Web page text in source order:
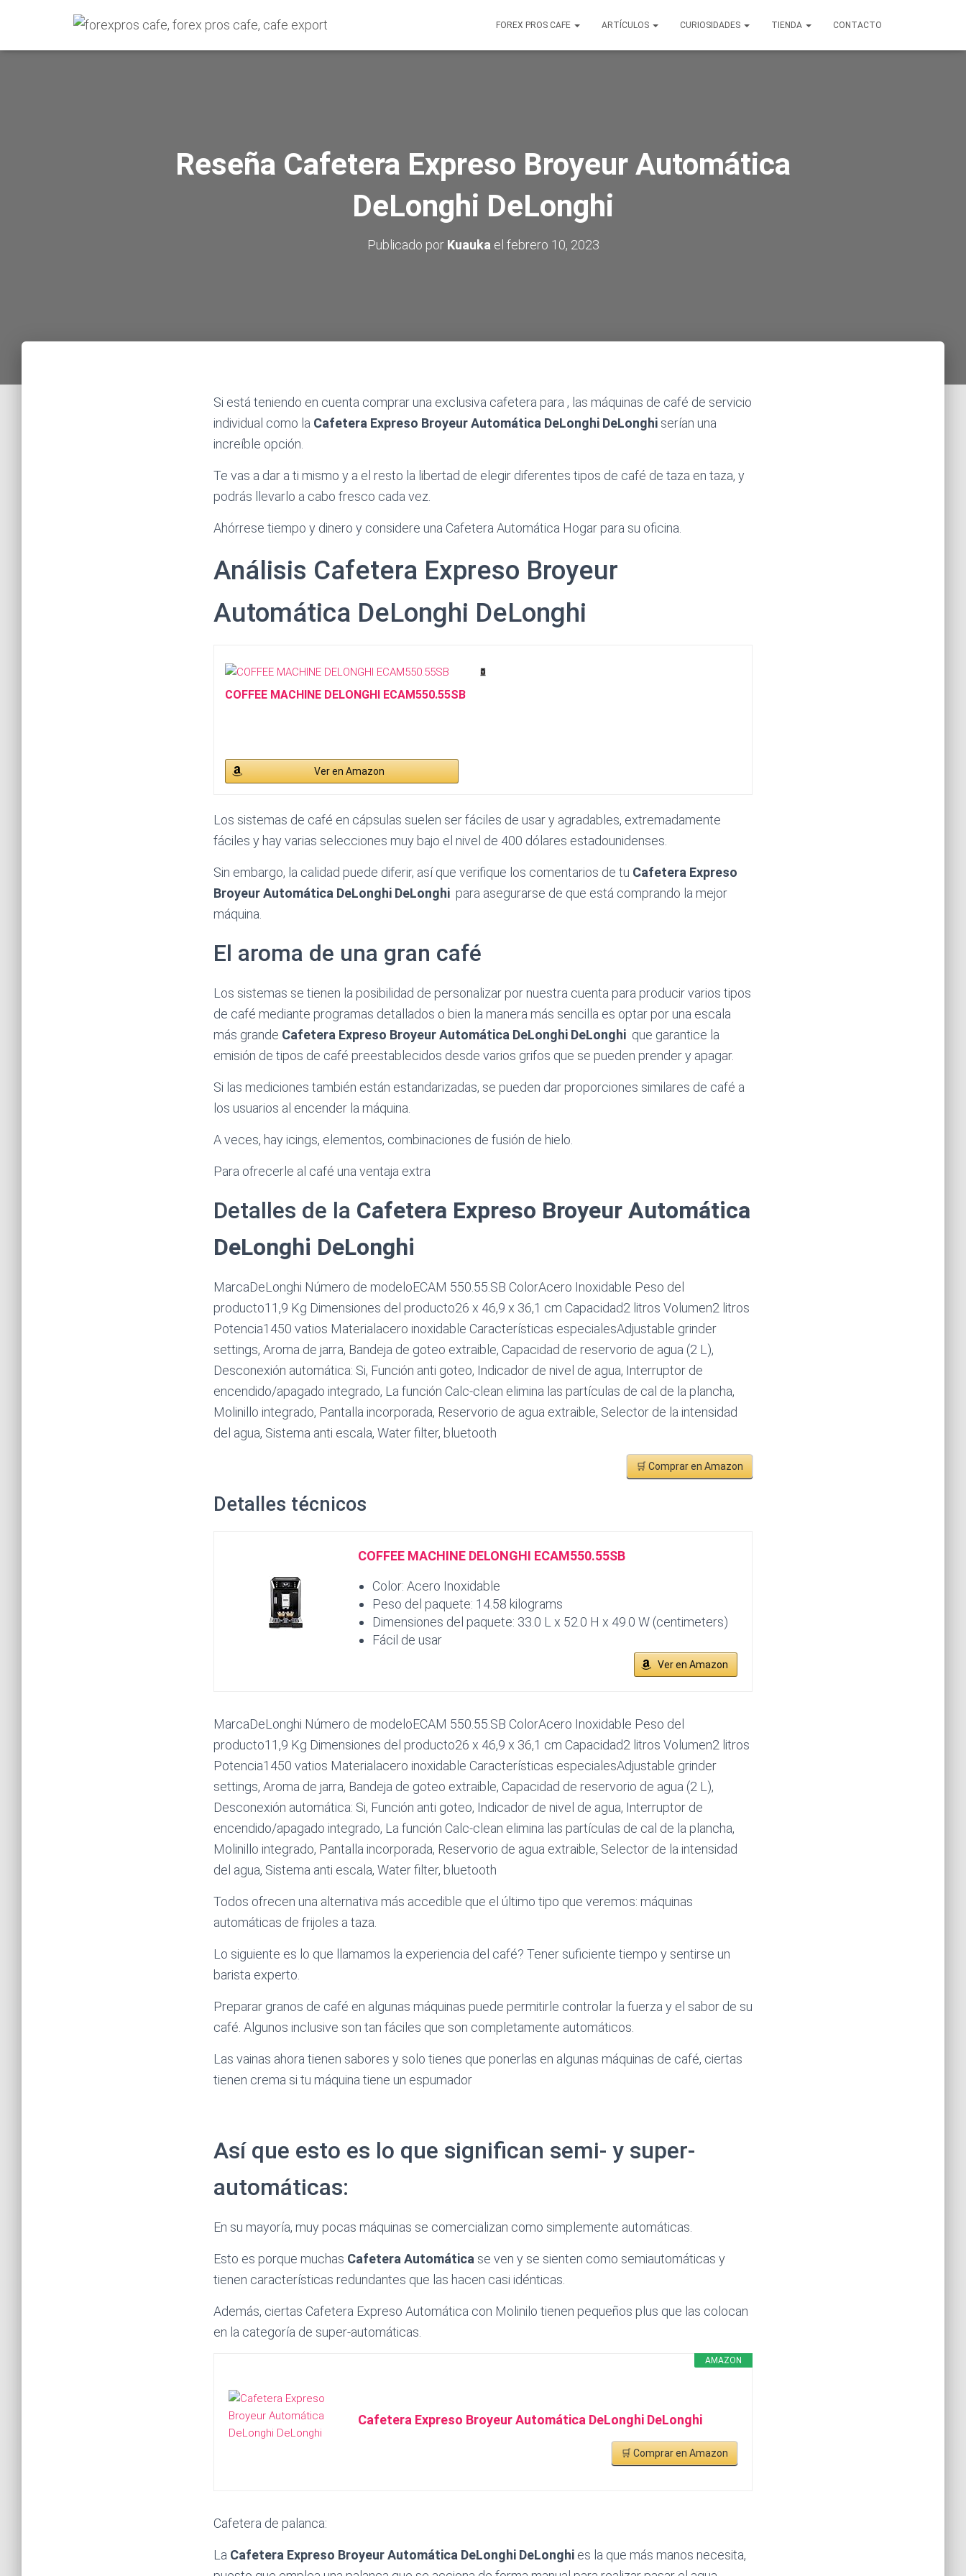
FOREX PROS CAFE ARTÍCULOS CURIOSIDADES TIENDA CONTACTO
Reseña Cafetera Expreso Broyeur Automática
DeLonghi DeLonghi
Publicado por Kuauka el febrero 10, 2023
Si está teniendo en cuenta comprar una exclusiva cafetera para , las máquinas de café de servicio
individual como la Cafetera Expreso Broyeur Automática DeLonghi DeLonghi serían una
increíble opción.
Te vas a dar a ti mismo y a el resto la libertad de elegir diferentes tipos de café de taza en taza, y
podrás llevarlo a cabo fresco cada vez.
Ahórrese tiempo y dinero y considere una Cafetera Automática Hogar para su oficina.
Análisis Cafetera Expreso Broyeur
Automática DeLonghi DeLonghi
COFFEE MACHINE DELONGHI ECAM550.55SB
Ver en Amazon
Los sistemas de café en cápsulas suelen ser fáciles de usar y agradables, extremadamente
fáciles y hay varias selecciones muy bajo el nivel de 400 dólares estadounidenses.
Sin embargo, la calidad puede diferir, así que verifique los comentarios de tu Cafetera Expreso
Broyeur Automática DeLonghi DeLonghi para asegurarse de que está comprando la mejor
máquina.
El aroma de una gran café
Los sistemas se tienen la posibilidad de personalizar por nuestra cuenta para producir varios tipos
de café mediante programas detallados o bien la manera más sencilla es optar por una escala
más grande Cafetera Expreso Broyeur Automática DeLonghi DeLonghi que garantice la
emisión de tipos de café preestablecidos desde varios grifos que se pueden prender y apagar.
Si las mediciones también están estandarizadas, se pueden dar proporciones similares de café a
los usuarios al encender la máquina.
A veces, hay icings, elementos, combinaciones de fusión de hielo.
Para ofrecerle al café una ventaja extra
Detalles de la Cafetera Expreso Broyeur Automática
DeLonghi DeLonghi
MarcaDeLonghi Número de modeloECAM 550.55.SB ColorAcero Inoxidable Peso del
producto11,9 Kg Dimensiones del producto26 x 46,9 x 36,1 cm Capacidad2 litros Volumen2 litros
Potencia1450 vatios Materialacero inoxidable Características especialesAdjustable grinder
settings, Aroma de jarra, Bandeja de goteo extraible, Capacidad de reservorio de agua (2 L),
Desconexión automática: Si, Función anti goteo, Indicador de nivel de agua, Interruptor de
encendido/apagado integrado, La función Calc-clean elimina las partículas de cal de la plancha,
Molinillo integrado, Pantalla incorporada, Reservorio de agua extraible, Selector de la intensidad
del agua, Sistema anti escala, Water filter, bluetooth
🛒 Comprar en Amazon
Detalles técnicos
COFFEE MACHINE DELONGHI ECAM550.55SB
Color: Acero Inoxidable
Peso del paquete: 14.58 kilograms
Dimensiones del paquete: 33.0 L x 52.0 H x 49.0 W (centimeters)
Fácil de usar
Ver en Amazon
MarcaDeLonghi Número de modeloECAM 550.55.SB ColorAcero Inoxidable Peso del
producto11,9 Kg Dimensiones del producto26 x 46,9 x 36,1 cm Capacidad2 litros Volumen2 litros
Potencia1450 vatios Materialacero inoxidable Características especialesAdjustable grinder
settings, Aroma de jarra, Bandeja de goteo extraible, Capacidad de reservorio de agua (2 L),
Desconexión automática: Si, Función anti goteo, Indicador de nivel de agua, Interruptor de
encendido/apagado integrado, La función Calc-clean elimina las partículas de cal de la plancha,
Molinillo integrado, Pantalla incorporada, Reservorio de agua extraible, Selector de la intensidad
del agua, Sistema anti escala, Water filter, bluetooth
Todos ofrecen una alternativa más accedible que el último tipo que veremos: máquinas
automáticas de frijoles a taza.
Lo siguiente es lo que llamamos la experiencia del café? Tener suficiente tiempo y sentirse un
barista experto.
Preparar granos de café en algunas máquinas puede permitirle controlar la fuerza y el sabor de su
café. Algunos inclusive son tan fáciles que son completamente automáticos.
Las vainas ahora tienen sabores y solo tienes que ponerlas en algunas máquinas de café, ciertas
tienen crema si tu máquina tiene un espumador
Así que esto es lo que significan semi- y super-
automáticas:
En su mayoría, muy pocas máquinas se comercializan como simplemente automáticas.
Esto es porque muchas Cafetera Automática se ven y se sienten como semiautomáticas y
tienen características redundantes que las hacen casi idénticas.
Además, ciertas Cafetera Expreso Automática con Molinilo tienen pequeños plus que las colocan
en la categoría de super-automáticas.
AMAZON
Cafetera Expreso Broyeur Automática DeLonghi DeLonghi
🛒 Comprar en Amazon
Cafetera de palanca:
La Cafetera Expreso Broyeur Automática DeLonghi DeLonghi es la que más manos necesita,